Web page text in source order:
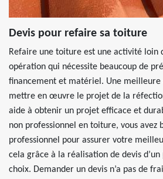
Devis pour refaire sa toiture
Refaire une toiture est une activité loin
opération qui nécessite beaucoup de
financement et matériel. Une meilleure
mettre en œuvre le projet de la
aide à obtenir un projet efficace et
non professionnel en toiture, vous avez
professionnel pour assurer votre
cela grâce à la réalisation de devis
choix. Demander un devis n’a pas de